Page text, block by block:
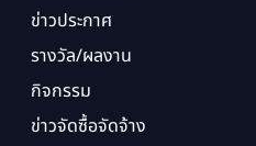
ข่าวประกาศ
รางวัล/ผลงาน
กิจกรรม
ข่าวจัดซื้อจัดจ้าง